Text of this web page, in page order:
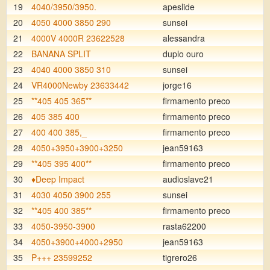
19
4040/3950/3950.
apeslide
20
4050 4000 3850 290
sunsei
21
4000V 4000R 23622528
alessandra
22
BANANA SPLIT
duplo ouro
23
4040 4000 3850 310
sunsei
24
VR4000Newby 23633442
jorge16
25
**405 405 365**
firmamento preco
26
405 385 400
firmamento preco
27
400 400 385,_
firmamento preco
28
4050+3950+3900+3250
jean59163
29
**405 395 400**
firmamento preco
30
♦️Deep Impact
audioslave21
31
4030 4050 3900 255
sunsei
32
**405 400 385**
firmamento preco
33
4050-3950-3900
rasta62200
34
4050+3900+4000+2950
jean59163
35
P+++ 23599252
tigrero26